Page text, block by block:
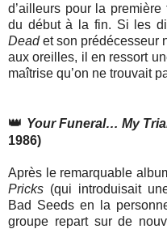
d’ailleurs pour la
du début à la fin. Si les
Deadet son prédécesseur
aux oreilles, il en ressort
maîtrise qu’on ne trouvait
👑 Your Funeral… My
1986)
Après le remarquable
Pricks (qui introduisait
Bad Seeds en la
groupe repart sur de